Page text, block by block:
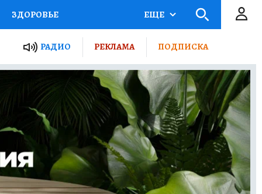
ЗДОРОВЬЕ
РОССИИ
ПУТЕВОДИТЕЛЬ
ТУРИЗМ
ПОТРЕБИТЕЛЯ ВСЕ О КП
ЕЩЕ
РАДИО РЕКЛАМА ПОДПИСКА